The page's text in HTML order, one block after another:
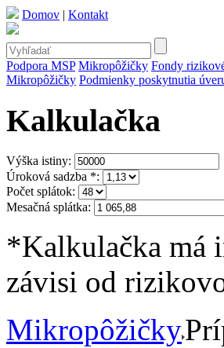
Domov | Kontakt
Podpora MSP Mikropôžičky Fondy
Mikropôžičky Podmienky poskytnutia
Kalkulačka
Výška istiny:
Úroková sadzba *:
Počet splátok:
Mesačná splátka:
*Kalkulačka má
závisi od
Mikropôžičky